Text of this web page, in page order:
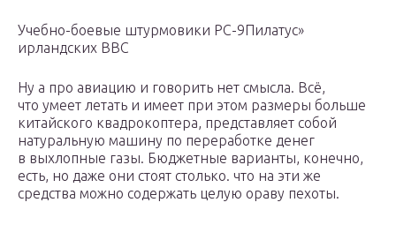
Учебно-боевые штурмовики PC-9Пилатус»
ирландских ВВС
Ну а про авиацию и говорить нет смысла. Всё,
что умеет летать и имеет при этом размеры больше
китайского квадрокоптера, представляет собой
натуральную машину по переработке денег
в выхлопные газы. Бюджетные варианты, конечно,
есть, но даже они стоят столько. что на эти же
средства можно содержать целую ораву пехоты.